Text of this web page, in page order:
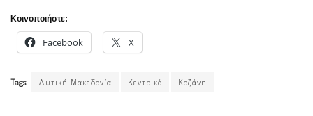
Κοινοποιήστε:
Facebook X
Tags: Δυτική Μακεδονία Κεντρικό Κοζάνη